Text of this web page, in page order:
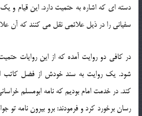
دسته ای که اشاره به حتمیت دارد. این قیام و
سفیانی را در ذیل علائمی نقل می کنند که آن
در کافی دو روایت آمده که از این روایات
شود. یک روایت به سند خودش از فضل کاتب
کند. در خدمت امام بودیم که نامه ابومسلم
رسان برخورد کرد و فرمودند: برو بیرون نامه تو